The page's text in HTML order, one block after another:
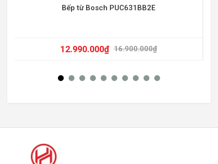
Bếp từ Bosch PUC631BB2E
16.900.000₫
12.990.000₫